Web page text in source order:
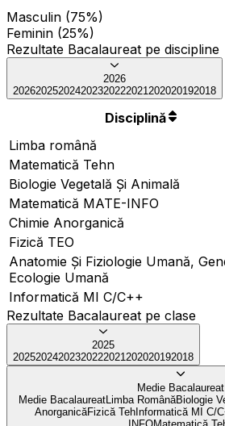
Masculin (75%)
Feminin (25%)
Rezultate Bacalaureat pe discipline
2026
202620252024202320222021 202020192018
Disciplină
Limba română
Matematică Tehn
Biologie Vegetală Și Animală
Matematică MATE-INFO
Chimie Anorganică
Fizică TEO
Anatomie Și Fiziologie Umană,
Ecologie Umană
Informatică MI C/C++
Rezultate Bacalaureat pe clase
2025
20252024202320222021202020192018
Medie Bacalaureat
Medie BacalaureatLimba RomânăBiologie
AnorganicăFizică TehInformatică MI C/